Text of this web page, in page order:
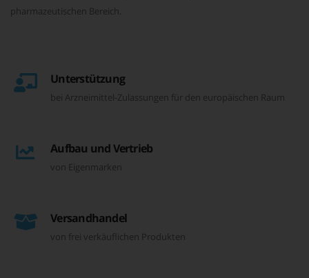
pharmazeutischen Bereich.
Unterstützung
bei Arzneimittel-Zulassungen für den europäischen Raum
Aufbau und Vertrieb
von Eigenmarken
Versandhandel
von frei verkäuflichen Produkten